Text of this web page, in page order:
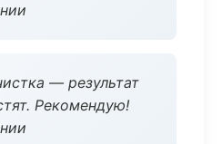
— результат
Рекомендую!